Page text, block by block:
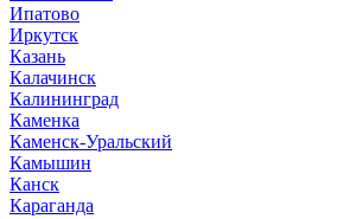
Ипатово
Иркутск
Казань
Калачинск
Калининград
Каменка
Каменск-Уральский
Камышин
Канск
Караганда